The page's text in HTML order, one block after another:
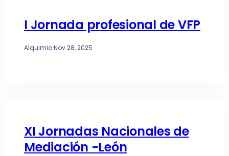
I Jornada profesional de VFP
Alquimia·Nov 28, 2025
XI Jornadas Nacionales de
Mediación -León